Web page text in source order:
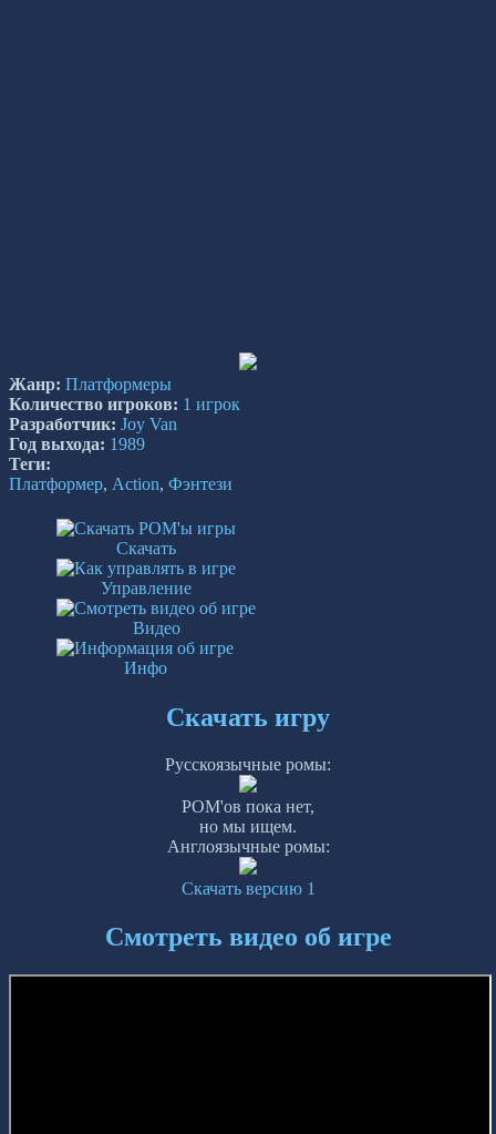
Жанр: Платформеры
Количество игроков: 1 игрок
Разработчик: Joy Van
Год выхода: 1989
Теги:
Платформер, Action, Фэнтези
Скачать
Управление
Видео
Инфо
Скачать игру
Русскоязычные ромы:
РОМ'ов пока нет,
но мы ищем.
Англоязычные ромы:
Скачать версию 1
Смотреть видео об игре